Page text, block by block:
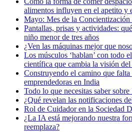
alimentos influyen en el apetito y
Mayo: Mes de la Concientización
Pantallas, prisas y actividades:
niño menor de tres años
¿Ven las máquinas mejor que
Los músculos ‘hablan’ con todo
científica que cambia la visión
Construyendo el camino que falta
emprendedoras en India
Todo lo que necesitas saber sobre
¿Qué revelan las notificaciones
Rol de Cuidador en la Sociedad
¿La IA está mejorando nuestra
reemplaza?